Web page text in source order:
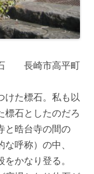
石 長崎市高平町
けた標石。私も以
標石としたのだろ
と晧台寺の間の
呼称）の中、
かなり登る。